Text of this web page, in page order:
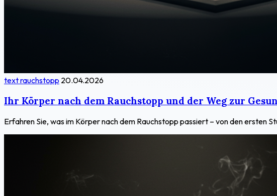
text rauchstopp 20.04.2026
Ihr Körper nach dem Rauchstopp und der Weg zur
Erfahren Sie, was im Körper nach dem Rauchstopp passiert – von den ersten